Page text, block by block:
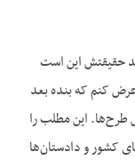
حقیقتش این است
کنم که بنده بعد
طرح‌ها. این مطلب را
کشور و دادستان‌ها